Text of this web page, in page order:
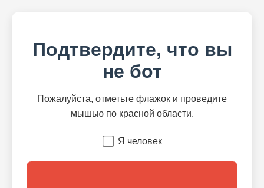
Подтвердите, что вы
не бот
Пожалуйста, отметьте флажок и проведите
мышью по красной области.
Я человек